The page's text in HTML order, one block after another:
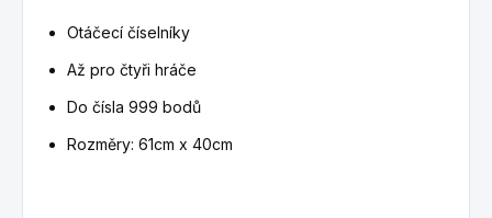
Otáčecí číselníky
Až pro čtyři hráče
Do čísla 999 bodů
Rozměry: 61cm x 40cm